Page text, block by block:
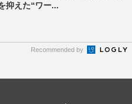
抑えた“ワー...
Recommended by